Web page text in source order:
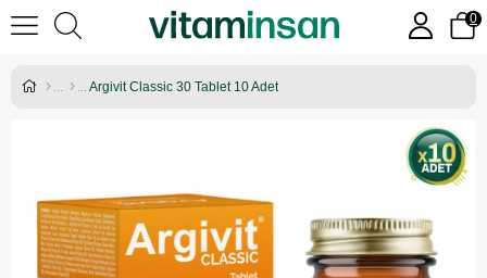
0
Argivit Classic 30 Tablet 10 Adet